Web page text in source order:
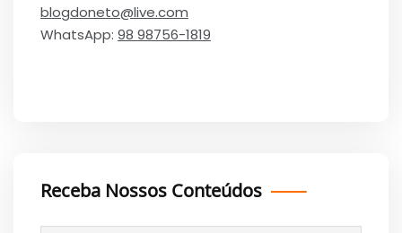
blogdoneto@live.com
WhatsApp: 98 98756-1819
Receba Nossos Conteúdos